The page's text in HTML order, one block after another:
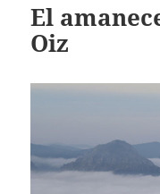
El
Oiz